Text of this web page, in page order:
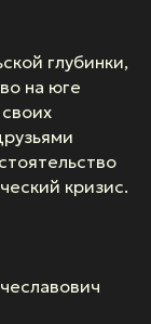
глубинки,
на юге
кризис.